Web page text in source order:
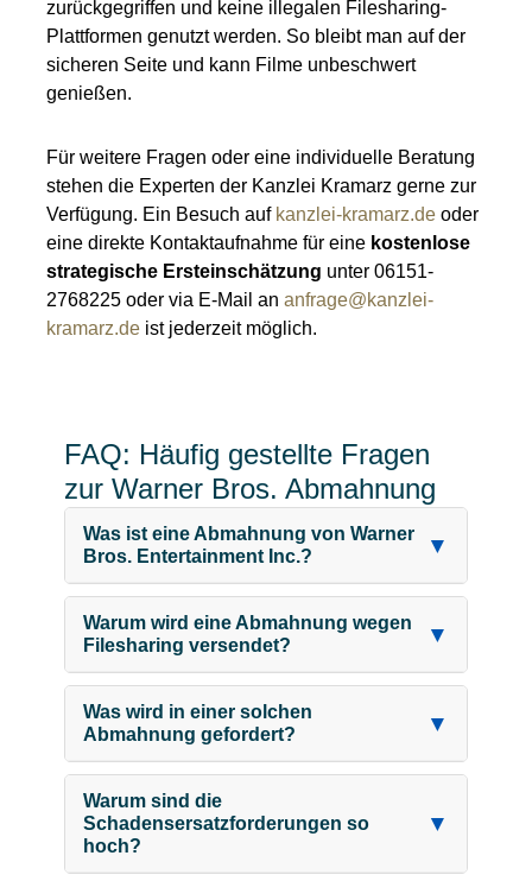
zurückgegriffen und keine illegalen Filesharing-
Plattformen genutzt werden. So bleibt man auf der
sicheren Seite und kann Filme unbeschwert
genießen.
Für weitere Fragen oder eine individuelle Beratung
stehen die Experten der Kanzlei Kramarz gerne zur
Verfügung. Ein Besuch auf kanzlei-kramarz.deoder
eine direkte Kontaktaufnahme für eine kostenlose
strategische Ersteinschätzung unter 06151-
2768225 oder via E-Mail an anfrage@kanzlei-
kramarz.deist jederzeit möglich.
FAQ: Häufig gestellte Fragen
zur Warner Bros. Abmahnung
Was ist eine Abmahnung von Warner
Bros. Entertainment Inc.?
▼
Warum wird eine Abmahnung wegen
Filesharing versendet?
▼
Was wird in einer solchen
Abmahnung gefordert?
▼
Warum sind die
Schadensersatzforderungen so
hoch?
▼